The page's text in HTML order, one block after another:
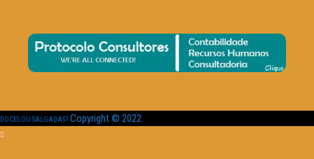
DOCES OU SALGADAS? Copyright © 2022